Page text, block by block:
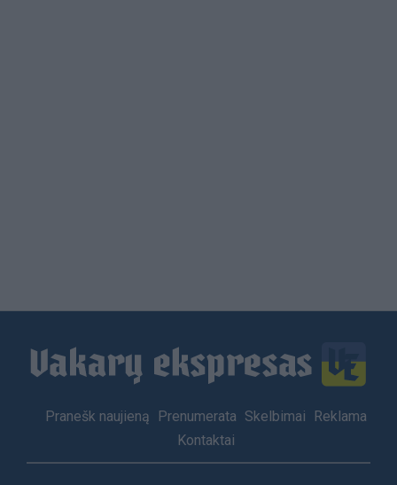
Footer
Pranešk naujieną Prenumerata Skelbimai
Reklama
Kontaktai